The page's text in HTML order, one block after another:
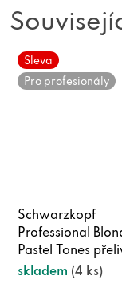
Sleva
Pro profesionály
Schwarzkopf
Professional
Pastel Tones
vlasy 60 ml
skladem (4 ks)